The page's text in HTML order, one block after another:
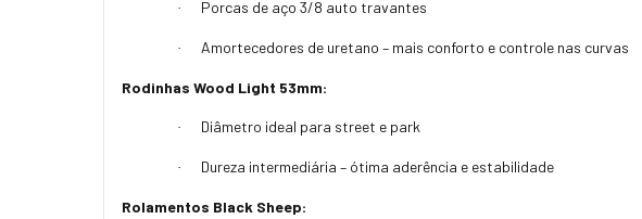
· Porcas de aço 3/8 auto travantes
· Amortecedores de uretano – mais conforto e controle nas curvas
Rodinhas Wood Light 53mm:
· Diâmetro ideal para street e park
· Dureza intermediária – ótima aderência e estabilidade
Rolamentos Black Sheep: